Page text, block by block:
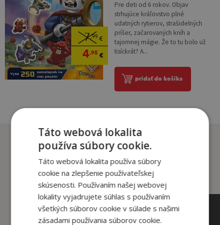
7,99 €
4,95€
Pre deti od 6 rokov. Objav
strhujúce kráľovstvo plné
udatných rytierov, strašidelných
príšer, začarovaných kníh a
tajomnej mágie. Že to tu bolo už
tisíckrát? A...
pridať do košíka
Zákazníci, ktorí si kúpili
tento titul si tiež kúpili
6,90€
Táto webová lokalita
používa súbory cookie.
Táto webová lokalita používa súbory
cookie na zlepšenie používateľskej
skúsenosti. Používaním našej webovej
lokality vyjadrujete súhlas s používaním
všetkých súborov cookie v súlade s našimi
zásadami používania súborov cookie.